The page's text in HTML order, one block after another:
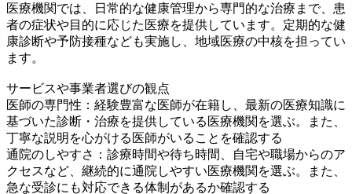
医療機関では、日常的な健康管理から専門的な治療まで、患
者の症状や目的に応じた医療を提供しています。定期的な健
康診断や予防接種なども実施し、地域医療の中核を担ってい
ます。
サービスや事業者選びの観点
医師の専門性：経験豊富な医師が在籍し、最新の医療知識に
基づいた診断・治療を提供している医療機関を選ぶ。また、
丁寧な説明を心がける医師がいることを確認する
通院のしやすさ：診療時間や待ち時間、自宅や職場からのア
クセスなど、継続的に通院しやすい医療機関を選ぶ。また、
急な受診にも対応できる体制があるか確認する